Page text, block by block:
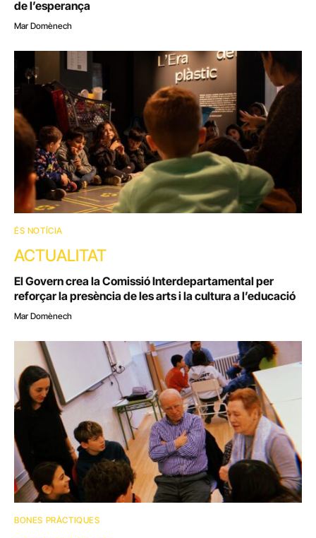
de l’esperança
Mar Domènech
ÉS NOTÍCIA
ACTUALITAT
El Govern crea la Comissió Interdepartamental per
reforçar la presència de les arts i la cultura a l’educació
Mar Domènech
BONES PRÀCTIQUES